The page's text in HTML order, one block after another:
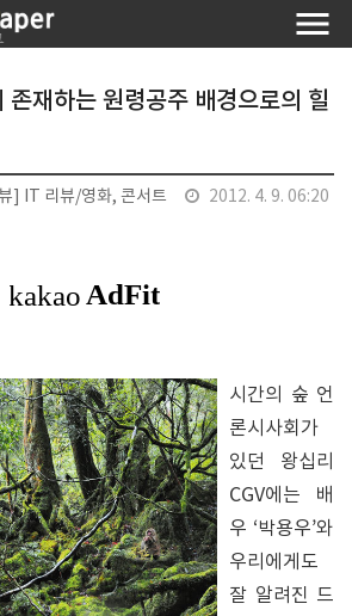
존재하는 원령공주 배경으로의 힐
] IT 리뷰/영화, 콘서트 2012. 4. 9. 06:20
시간의 숲 언
론시사회가
있던 왕십리
CGV에는 배
우 ‘박용우’와
우리에게도
잘 알려진 드